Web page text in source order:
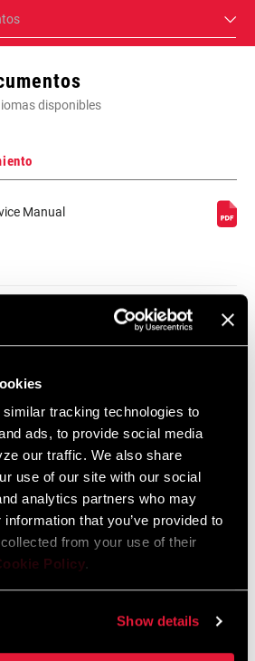
tracking technologies to
ads, to provide social media
our traffic. We also share
use of our site with our social
analytics partners who may
that you’ve provided to
from your use of their
Policy.
Show details
disponibles
Manual
tienda de bicis más cercana,